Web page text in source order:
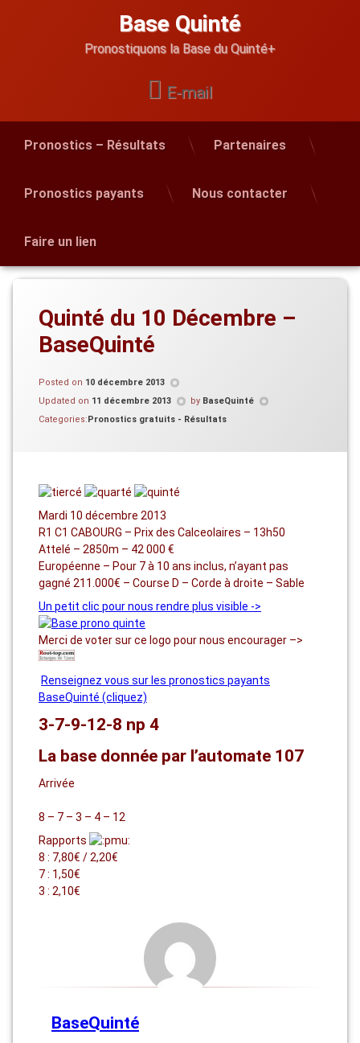
Base Quinté
Pronostiquons la Base du Quinté+
E-mail
Pronostics – Résultats Partenaires
Pronostics payants Nous contacter
Faire un lien
Quinté du 10 Décembre –
BaseQuinté
Posted on 10 décembre 2013
Updated on 11 décembre 2013 by BaseQuinté
Categories:Pronostics gratuits - Résultats
Mardi 10 décembre 2013
R1 C1 CABOURG – Prix des Calceolaires – 13h50
Attelé – 2850m – 42 000 €
Européenne – Pour 7 à 10 ans inclus, n’ayant pas
gagné 211.000€ – Course D – Corde à droite – Sable
Un petit clic pour nous rendre plus visible ->
Merci de voter sur ce logo pour nous encourager –>
Renseignez vous sur les pronostics payants
BaseQuinté (cliquez)
3-7-9-12-8 np 4
La base donnée par l’automate 107
Arrivée
8 – 7 – 3 – 4 – 12
Rapports
8 : 7,80€ / 2,20€
7 : 1,50€
3 : 2,10€
BaseQuinté